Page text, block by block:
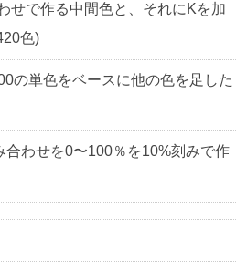
せで作る中間色と、それにKを加
色)
の単色をベースに他の色を足した
合わせを0〜100％を10%刻みで作